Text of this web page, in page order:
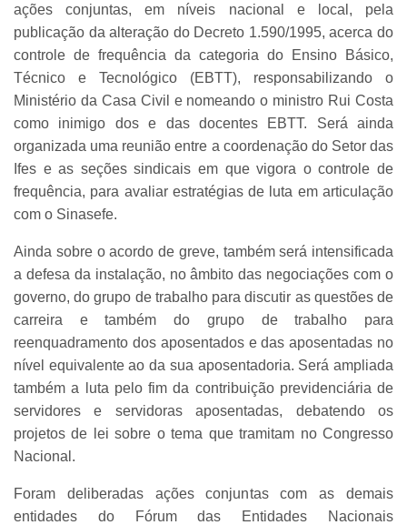
ações conjuntas, em níveis nacional e local, pela
publicação da alteração do Decreto 1.590/1995, acerca do
controle de frequência da categoria do Ensino Básico,
Técnico e Tecnológico (EBTT), responsabilizando o
Ministério da Casa Civil e nomeando o ministro Rui Costa
como inimigo dos e das docentes EBTT. Será ainda
organizada uma reunião entre a coordenação do Setor das
Ifes e as seções sindicais em que vigora o controle de
frequência, para avaliar estratégias de luta em articulação
com o Sinasefe.
Ainda sobre o acordo de greve, também será intensificada
a defesa da instalação, no âmbito das negociações com o
governo, do grupo de trabalho para discutir as questões de
carreira e também do grupo de trabalho para
reenquadramento dos aposentados e das aposentadas no
nível equivalente ao da sua aposentadoria. Será ampliada
também a luta pelo fim da contribuição previdenciária de
servidores e servidoras aposentadas, debatendo os
projetos de lei sobre o tema que tramitam no Congresso
Nacional.
Foram deliberadas ações conjuntas com as demais
entidades do Fórum das Entidades Nacionais